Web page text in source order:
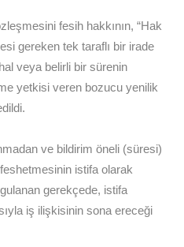
fesih hakkının, “Hak
gereken tek taraflı bir irade
veya belirli bir sürenin
yetkisi veren bozucu yenilik
ve bildirim öneli (süresi)
istifa olarak
gerekçede, istifa
iş ilişkisinin sona ereceği